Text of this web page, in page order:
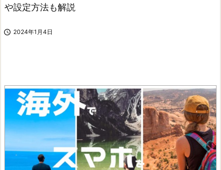
や設定方法も解説
 2024年1月4日